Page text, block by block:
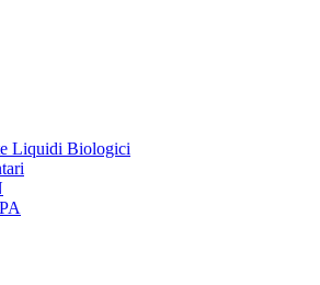
Liquidi Biologici